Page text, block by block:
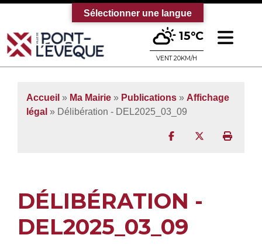
Bienvenue sur le site officiel de la
15°C
VENT 20KM/H
Accueil » Ma Mairie » Publications » Affichage
légal » Délibération - DEL2025_03_09
Partager surPartager sur
DÉLIBÉRATION -
DEL2025_03_09
Sélectionner une langue